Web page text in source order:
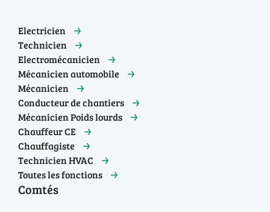
Electricien
Technicien
Electromécanicien
Mécanicien automobile
Mécanicien
Conducteur de chantiers
Mécanicien Poids lourds
Chauffeur CE
Chauffagiste
Technicien HVAC
Toutes les fonctions
Comtés